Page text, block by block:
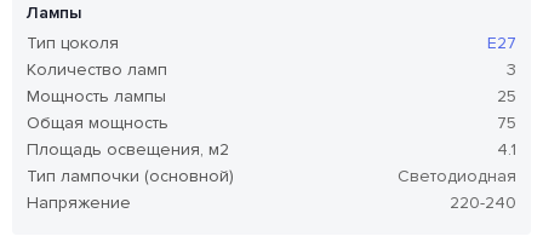
Лампы
Тип цоколя
E27
Количество ламп
3
Мощность лампы
25
Общая мощность
75
Площадь освещения, м2
4.1
Тип лампочки (основной)
Светодиодная
Напряжение
220-240